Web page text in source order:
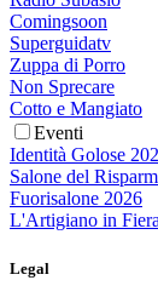
Comingsoon
Superguidatv
Zuppa di Porro
Non Sprecare
Cotto e Mangiato
Eventi
Identità Golose
Salone del
Fuorisalone 2026
L'Artigiano in
Legal